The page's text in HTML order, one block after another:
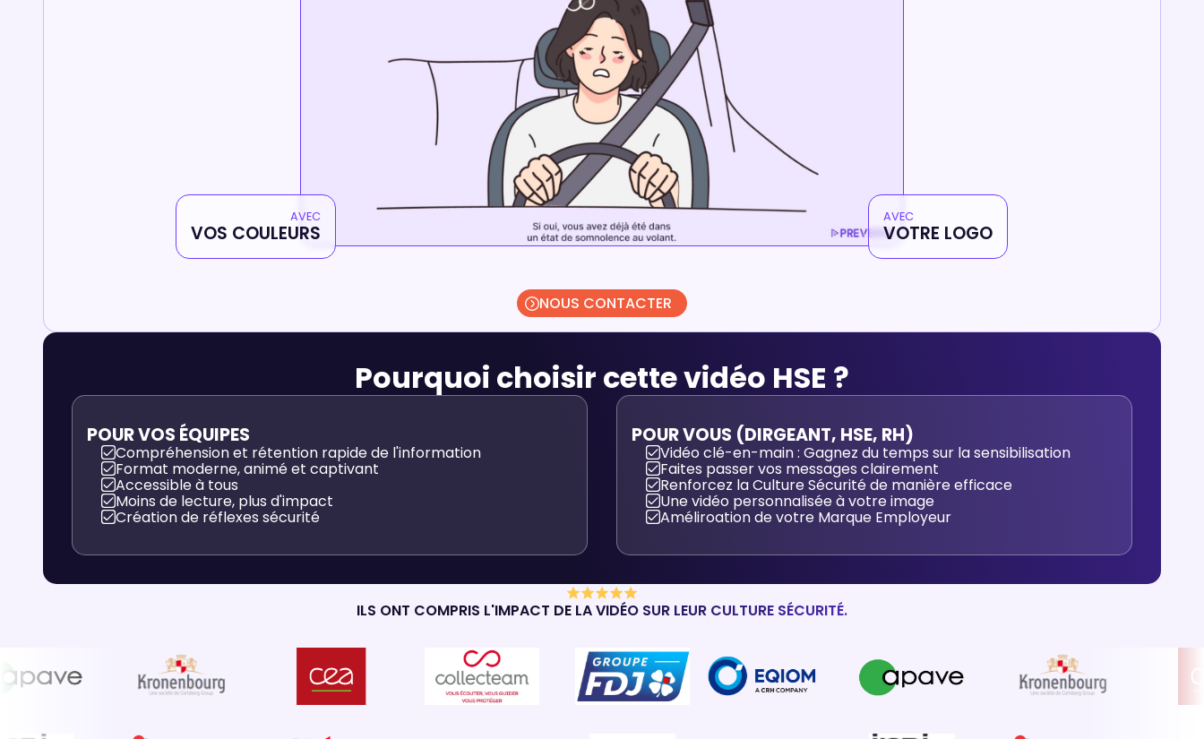
AVEC
VOS COULEURS
AVEC
VOTRE LOGO
NOUS CONTACTER
Pourquoi choisir cette vidéo HSE ?
POUR VOS ÉQUIPES
Compréhension et rétention rapide de l'information
Format moderne, animé et captivant
Accessible à tous
Moins de lecture, plus d'impact
Création de réflexes sécurité
POUR VOUS (DIRGEANT, HSE, RH)
Vidéo clé-en-main : Gagnez du temps sur la sensibilisation
Faites passer vos messages clairement
Renforcez la Culture Sécurité de manière efficace
Une vidéo personnalisée à votre image
Améliroation de votre Marque Employeur
ILS ONT COMPRIS L'IMPACT DE LA VIDÉO SUR LEUR CULTURE SÉCURITÉ.